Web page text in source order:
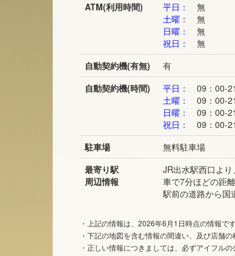
ATM(利用時間)
平日：
無
土曜：
無
日曜：
無
祝日：
無
自動契約機(有無)
有
自動契約機(時間)
平日：
09：00-
土曜：
09：00-
日曜：
09：00-
祝日：
09：00-
駐車場
無料駐車場
最寄り駅
周辺情報
JR出水駅西口より
車で7分ほどの距離
駅前の道路から国
・上記の情報は、2026年6月1日時点の情報です
・下記の地図を含む情報の間違い、及び店舗
・正しい情報につきましては、必ずアイフルの